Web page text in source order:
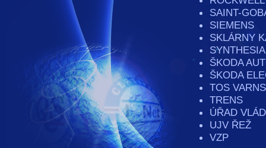
SAINT-
SIEMENS
SKLÁRNY
SYNTHESIA
ŠKODA
ŠKODA
TOS
TRENS
ÚŘAD
UJV ŘEŽ
VZP